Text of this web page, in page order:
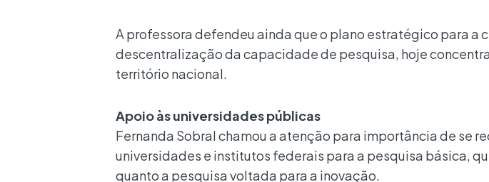
A professora defendeu ainda que o plano estratégico para a
descentralização da capacidade de pesquisa, hoje
território nacional.
Apoio às universidades públicas
Fernanda Sobral chamou a atenção para importância de se
universidades e institutos federais para a pesquisa básica,
quanto a pesquisa voltada para a inovação.